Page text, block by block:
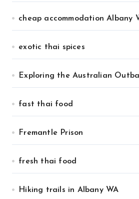
cheap accommodation Albany
exotic thai spices
Exploring the Australian
fast thai food
Fremantle Prison
fresh thai food
Hiking trails in Albany WA